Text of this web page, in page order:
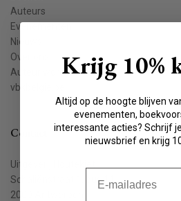
Auteurs
Evenementen
Nieuws
Over ons
Auteur worden
vbkbelgie.be
Contact
Uitgeverij Houtekiet
Schaliënstraat 1, bus 11
2000 Antwerpen
Krijg 10%
Altijd op de hoogte blijven
evenementen,
interessante acties? Schrijf
nieuwsbrief en krijg